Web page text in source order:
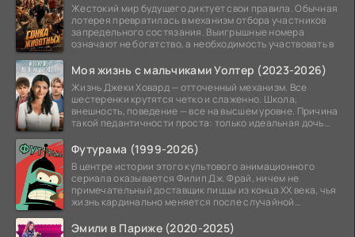
Жестокий мир будущего диктует свои правила. Обычная
лотерея превратилась в механизм отбора участников
запредельного состязания. Выигрышные номера
означают не богатство, а необходимость участвовать в
Моя жизнь с мальчиками Уолтер (2023-2026)
Жизнь Джеки Ховард — отточенный механизм. Все
шестеренки крутятся четко и слаженно. Школа,
внешность, поведение — все на высшем уровне. Причина
такой педантичности проста: только идеальная дочь
Футурама (1999-2026)
В центре истории этого культового анимационного
сериала оказывается Филип Дж. Фрай, ничем не
примечательный доставщик пиццы из конца XX века, чья
жизнь кардинально меняется после случайной
Эмили в Париже (2020-2025)